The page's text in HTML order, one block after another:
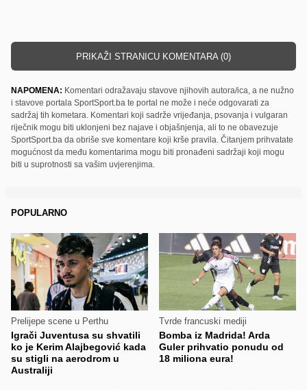
PRIKAŽI STRANICU KOMENTARA (0)
NAPOMENA: Komentari odražavaju stavove njihovih autora/ica, a ne nužno
i stavove portala SportSport.ba te portal ne može i neće odgovarati za
sadržaj tih kometara. Komentari koji sadrže vrijeđanja, psovanja i vulgaran
riječnik mogu biti uklonjeni bez najave i objašnjenja, ali to ne obavezuje
SportSport.ba da obriše sve komentare koji krše pravila. Čitanjem prihvatate
mogućnost da među komentarima mogu biti pronađeni sadržaji koji mogu
biti u suprotnosti sa vašim uvjerenjima.
POPULARNO
Prelijepe scene u Perthu
Igrači Juventusa su shvatili
ko je Kerim Alajbegović kada
su stigli na aerodrom u
Australiji
Tvrde francuski mediji
Bomba iz Madrida! Arda
Guler prihvatio ponudu od
18 miliona eura!